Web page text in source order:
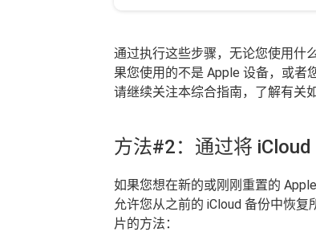
通过执行这些步骤，无论您使用什
果您使用的不是 Apple 设备，或者
请继续关注本综合指南，了解有关
方法#2：通过将
如果您想在新的或刚刚重置的
允许您从之前的 iCloud 备份中恢
片的方法：